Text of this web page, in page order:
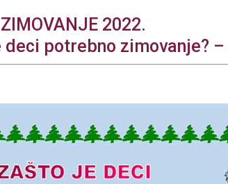
ZIMOVANJE 2022.
deci potrebno zimovanje? –